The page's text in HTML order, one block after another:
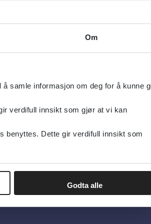
Om
samle informasjon om deg for å kunne
verdifull innsikt som gjør at vi kan
benyttes. Dette gir verdifull innsikt som
Godta alle